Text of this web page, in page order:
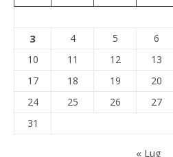
3 4 5 6
10
11 12 13
17
18 19 20
24
25 26 27
31
« Lug